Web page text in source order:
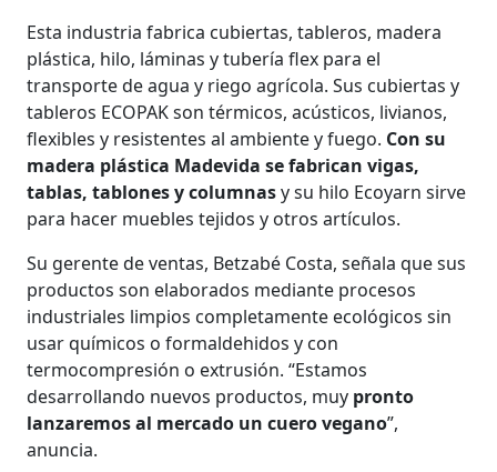
Esta industria fabrica cubiertas, tableros, madera
plástica, hilo, láminas y tubería flex para el
transporte de agua y riego agrícola. Sus cubiertas y
tableros ECOPAK son térmicos, acústicos, livianos,
flexibles y resistentes al ambiente y fuego. Con su
madera plástica Madevida se fabrican vigas,
tablas, tablones y columnasy su hilo Ecoyarn sirve
para hacer muebles tejidos y otros artículos.
Su gerente de ventas, Betzabé Costa, señala que sus
productos son elaborados mediante procesos
industriales limpios completamente ecológicos sin
usar químicos o formaldehidos y con
termocompresión o extrusión. “Estamos
desarrollando nuevos productos, muy pronto
lanzaremos al mercado un cuero vegano”,
anuncia.